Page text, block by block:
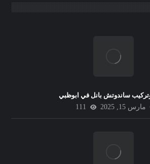
ساندوتش بانل في ابوظبي
مارس 15, 2025
111